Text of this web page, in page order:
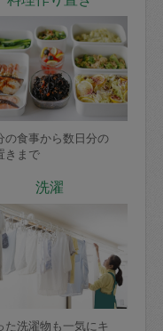
の食事から数日分の
きまで
洗濯
た洗濯物も一気にキ